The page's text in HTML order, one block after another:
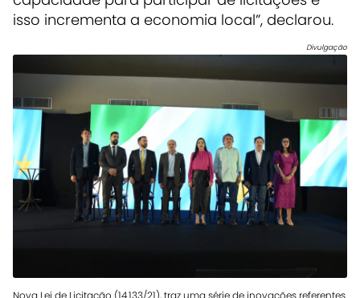
isso incrementa a economia local”, declarou.
Divulgação
Nova Lei de Licitação (14.133/21), traz uma série de inovações referentes